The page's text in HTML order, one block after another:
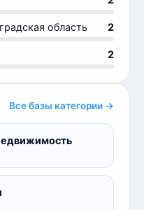
область 2
2
Все базы категории →